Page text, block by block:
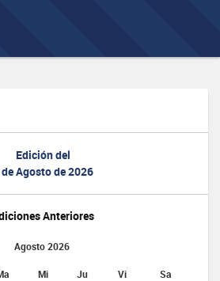
Edición del
Agosto de 2026
Anteriores
Agosto 2026
Mi Ju Vi Sa